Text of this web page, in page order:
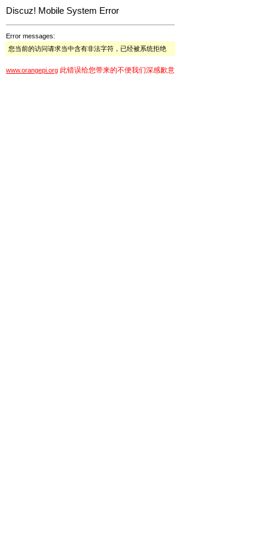
Discuz! Mobile System Error
Error messages:
您当前的访问请求当中含有非法字符，已经被系统拒绝
www.orangepi.org 此错误给您带来的不便我们深感歉意